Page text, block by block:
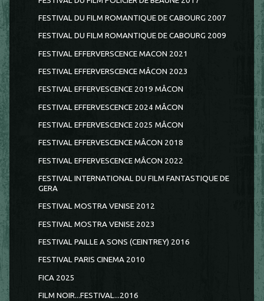
FESTIVAL DU FILM ROMANTIQUE DE CABOURG 2007
FESTIVAL DU FILM ROMANTIQUE DE CABOURG 2009
FESTIVAL EFFERVERSCENCE MACON 2021
FESTIVAL EFFERVERSCENCE MÂCON 2023
FESTIVAL EFFERVESCENCE 2019 MÂCON
FESTIVAL EFFERVESCENCE 2024 MÂCON
FESTIVAL EFFERVESCENCE 2025 MÂCON
FESTIVAL EFFERVESCENCE MÂCON 2018
FESTIVAL EFFERVESCENCE MÂCON 2022
FESTIVAL INTERNATIONAL DU FILM FANTASTIQUE DE
GERA
FESTIVAL MOSTRA VENISE 2012
FESTIVAL MOSTRA VENISE 2023
FESTIVAL PAILLE A SONS (CEINTREY) 2016
FESTIVAL PARIS CINEMA 2010
FICA 2025
FILM NOIR...FESTIVAL...2016